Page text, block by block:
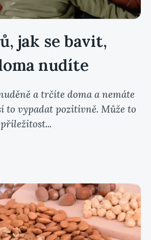
jak se bavit,
nudíte
a trčíte doma a nemáte
to vypadat pozitivně. Může to